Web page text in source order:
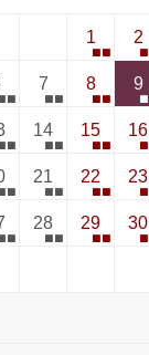
1 2
7 8 9
14 15 16
21 22 23
28 29 30